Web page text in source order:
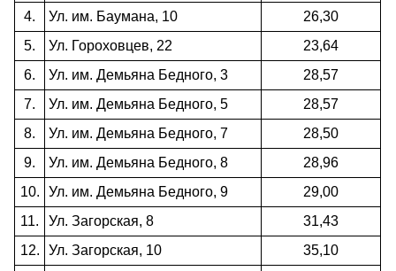
4.
Ул. им. Баумана, 10
26,30
5.
Ул. Гороховцев, 22
23,64
6.
Ул. им. Демьяна Бедного, 3
28,57
7.
Ул. им. Демьяна Бедного, 5
28,57
8.
Ул. им. Демьяна Бедного, 7
28,50
9.
Ул. им. Демьяна Бедного, 8
28,96
10.
Ул. им. Демьяна Бедного, 9
29,00
11.
Ул. Загорская, 8
31,43
12.
Ул. Загорская, 10
35,10